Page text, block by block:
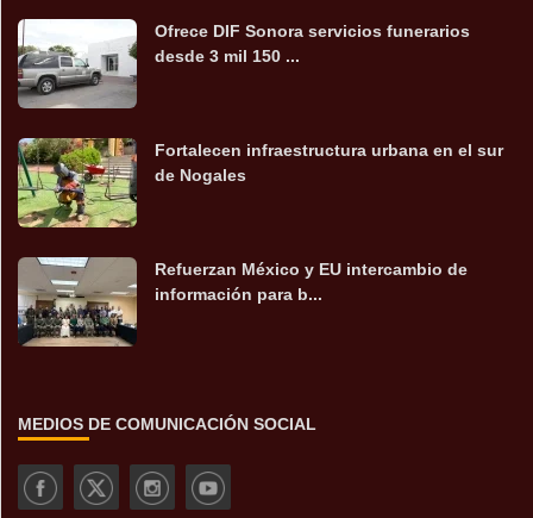
Ofrece DIF Sonora servicios funerarios
desde 3 mil 150 ...
Fortalecen infraestructura urbana en el sur
de Nogales
Refuerzan México y EU intercambio de
información para b...
MEDIOS DE COMUNICACIÓN SOCIAL